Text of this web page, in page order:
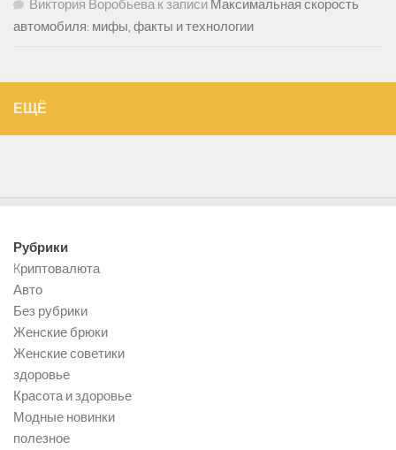
Виктория Воробьевак записи Максимальная скорость
автомобиля: мифы, факты и технологии
ЕЩЁ
Рубрики
Kриптовалюта
Авто
Без рубрики
Женские брюки
Женские советики
здоровье
Красота и здоровье
Модные новинки
полезное